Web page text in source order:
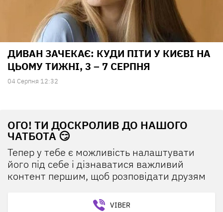
ДИВАН ЗАЧЕКАЄ: КУДИ ПІТИ У КИЄВІ НА
ЦЬОМУ ТИЖНІ, 3 – 7 СЕРПНЯ
04 Серпня 12:32
ОГО! ТИ ДОСКРОЛИВ ДО НАШОГО
ЧАТБОТА 😏
Тепер у тебе є можливість налаштувати
його під себе і дізнаватися важливий
контент першим, щоб розповідати друзям
VIBER